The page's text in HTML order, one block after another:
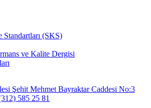
Standartları (SKS)
ve Kalite Dergisi
Şehit Mehmet Bayraktar Caddesi No:3
585 25 81